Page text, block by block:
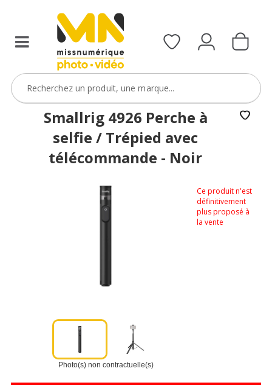
Smallrig 4926 Perche à
selfie / Trépied avec
télécommande - Noir
Photo(s) non contractuelle(s)
Ce produit n'est
définitivement
plus proposé à
la vente